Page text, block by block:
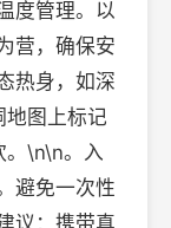
度管理。以
营，确保安
热身，如深
图上标记
。\n\n。入
避免一次性
议：携带真